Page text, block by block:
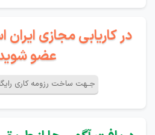
در کاریابی مجازی ایران
عضو
جـهت ساخت رزومه کاری